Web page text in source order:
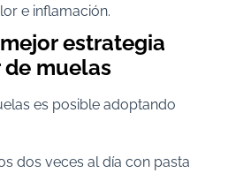
e inflamación.
estrategia
muelas
es posible adoptando
dos veces al día con pasta